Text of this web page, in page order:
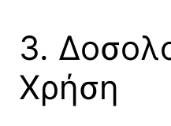
3.
Χρήση